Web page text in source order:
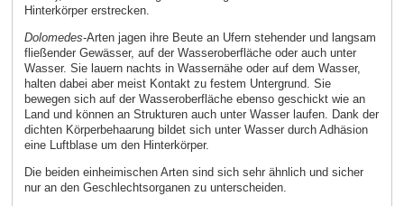
Hinterkörper erstrecken.
Dolomedes-Arten jagen ihre Beute an Ufern stehender und langsam
fließender Gewässer, auf der Wasseroberfläche oder auch unter
Wasser. Sie lauern nachts in Wassernähe oder auf dem Wasser,
halten dabei aber meist Kontakt zu festem Untergrund. Sie
bewegen sich auf der Wasseroberfläche ebenso geschickt wie an
Land und können an Strukturen auch unter Wasser laufen. Dank der
dichten Körperbehaarung bildet sich unter Wasser durch Adhäsion
eine Luftblase um den Hinterkörper.
Die beiden einheimischen Arten sind sich sehr ähnlich und sicher
nur an den Geschlechtsorganen zu unterscheiden.